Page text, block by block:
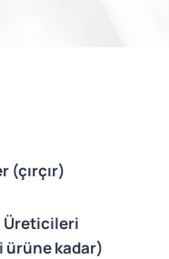
(çırçır)
Üreticileri
ürüne kadar)